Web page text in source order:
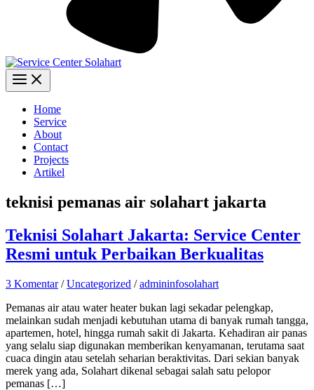
Home
Service
About
Contact
Projects
Artikel
teknisi pemanas air solahart jakarta
Teknisi Solahart Jakarta: Service Center
Resmi untuk Perbaikan Berkualitas
3 Komentar /Uncategorized /admininfosolahart
Pemanas air atau water heater bukan lagi sekadar pelengkap,
melainkan sudah menjadi kebutuhan utama di banyak rumah tangga,
apartemen, hotel, hingga rumah sakit di Jakarta. Kehadiran air panas
yang selalu siap digunakan memberikan kenyamanan, terutama saat
cuaca dingin atau setelah seharian beraktivitas. Dari sekian banyak
merek yang ada, Solahart dikenal sebagai salah satu pelopor
pemanas […]